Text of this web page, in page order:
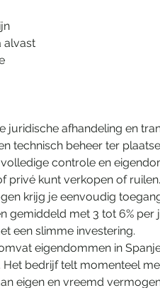
alvast
juridische afhandeling en
technisch beheer ter
controle en
privé kunt verkopen of ruilen.
krijg je eenvoudig
met 3 tot 6% per
een slimme investering.
eigendommen in
bedrijf telt momenteel
eigen en vreemd